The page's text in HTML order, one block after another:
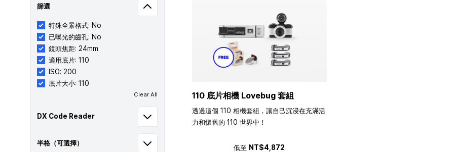
篩選
特殊全景格式: No
已曝光的齒孔: No
鏡頭焦距: 24mm
適用底片: 110
ISO: 200
底片大小: 110
Clear All
DX Code Reader
半格（可選擇）
110 底片相機 Lovebug 套組
透過這個 110 相機套組，讓自己沉浸在充滿活
力和懷舊的 110 世界中！
低至 NT$4,872